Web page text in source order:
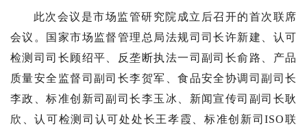
此次会议是市场监管研究院成立后召开的首次联席
会议。国家市场监督管理总局法规司司长许新建、认可
检测司司长顾绍平、反垄断执法一司副司长俞路、产品
质量安全监督司副司长李贺军、食品安全协调司副司长
李政、标准创新司副司长李玉冰、新闻宣传司副司长耿
欣、认可检测司认可处处长王孝霞、标准创新司ISO联